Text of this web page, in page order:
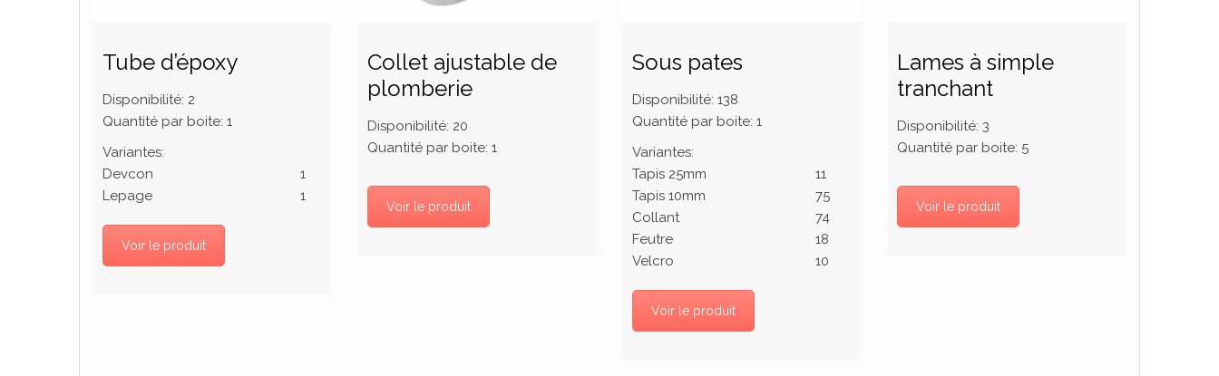
Tube d’époxy
Disponibilité: 2
Quantité par boite: 1
Variantes:
Devcon
1
Lepage
1
Voir le produit
Collet ajustable de
plomberie
Disponibilité: 20
Quantité par boite: 1
Voir le produit
Sous pates
Disponibilité: 138
Quantité par boite: 1
Variantes:
Tapis 25mm
11
Tapis 10mm
75
Collant
74
Feutre
18
Velcro
10
Voir le produit
Lames à simple
tranchant
Disponibilité: 3
Quantité par boite: 5
Voir le produit